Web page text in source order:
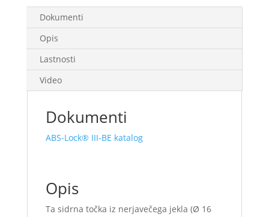
Dokumenti
Opis
Lastnosti
Video
Dokumenti
ABS-Lock® III-BE katalog
Opis
Ta sidrna točka iz nerjavečega jekla (Ø 16